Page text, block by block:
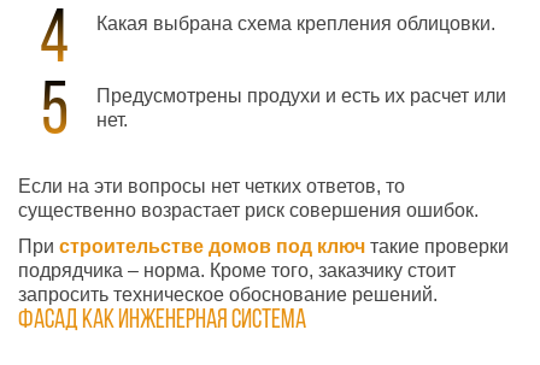
Какая выбрана схема крепления облицовки.
Предусмотрены продухи и есть их расчет или
нет.
Если на эти вопросы нет четких ответов, то
существенно возрастает риск совершения ошибок.
При строительстве домов под ключ такие проверки
подрядчика – норма. Кроме того, заказчику стоит
запросить техническое обоснование решений.
Фасад как инженерная система